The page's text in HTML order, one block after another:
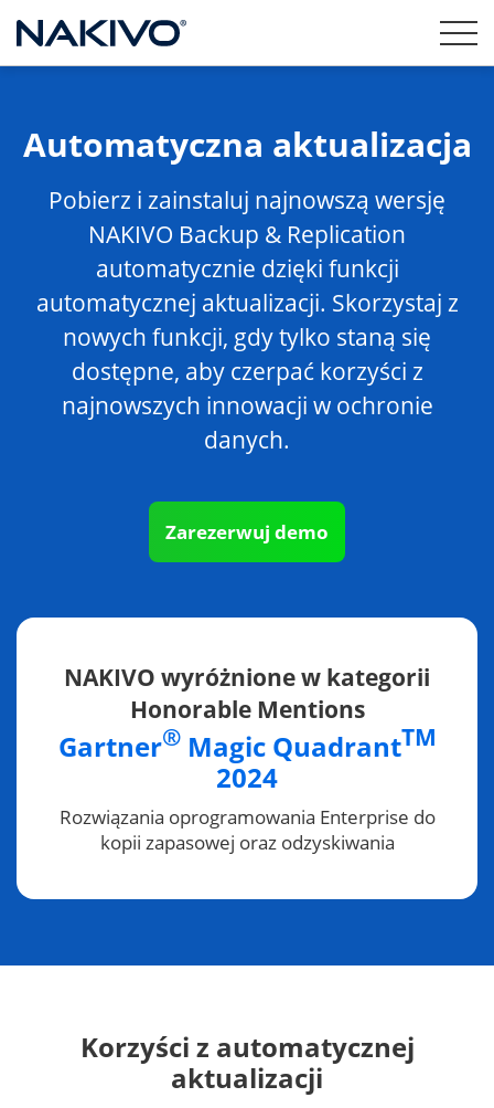
Automatyczna aktualizacja
Pobierz i zainstaluj najnowszą wersję
NAKIVO Backup & Replication
automatycznie dzięki funkcji
automatycznej aktualizacji. Skorzystaj z
nowych funkcji, gdy tylko staną się
dostępne, aby czerpać korzyści z
najnowszych innowacji w ochronie
danych.
Zarezerwuj demo
NAKIVO wyróżnione w kategorii
Honorable Mentions
Gartner®Magic QuadrantTM
2024
Rozwiązania oprogramowania Enterprise do
kopii zapasowej oraz odzyskiwania
Korzyści z automatycznej
aktualizacji